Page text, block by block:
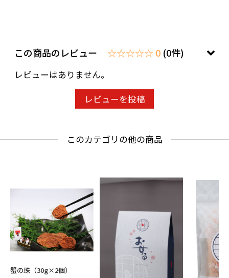
この商品のレビュー ☆☆☆☆☆ 0 (0件)
レビューはありません。
レビューを投稿
このカテゴリの他の商品
蟹の珠（30g×2個）